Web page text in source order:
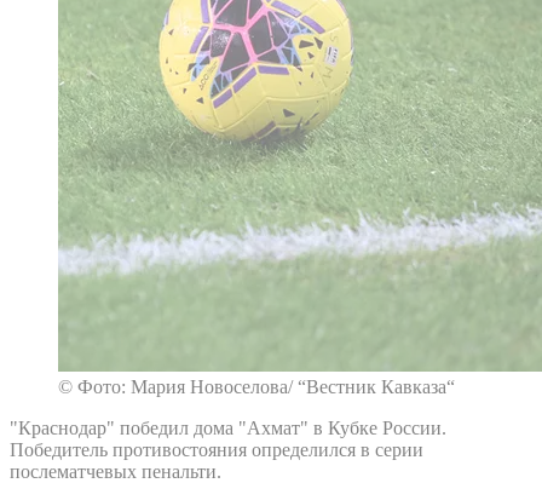
© Фото: Мария Новоселова/ “Вестник Кавказа“
"Краснодар" победил дома "Ахмат" в Кубке России.
Победитель противостояния определился в серии
послематчевых пенальти.